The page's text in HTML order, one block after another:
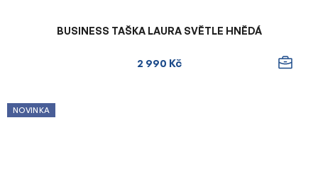
BUSINESS TAŠKA LAURA SVĚTLE HNĚDÁ
2 990 Kč
NOVINKA